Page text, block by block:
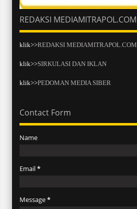
REDAKSI MEDIAMITRAPOL.COM
klik>>REDAKSI MEDIAMITRAPOL.COM
klik>>SIRKULASI DAN IKLAN
klik>>PEDOMAN MEDIA SIBER
Contact Form
Name
Email*
Message*